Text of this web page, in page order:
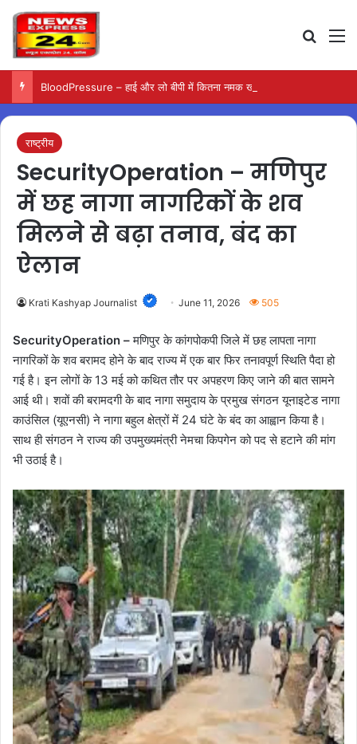
राष्ट्रीय
SecurityOperation – मणिपुर
में छह नागा नागरिकों के शव
मिलने से बढ़ा तनाव, बंद का
ऐलान
Krati Kashyap Journalist June 11, 2026 505
SecurityOperation –मणिपुर के कांगपोकपी जिले में छह लापता नागा
नागरिकों के शव बरामद होने के बाद राज्य में एक बार फिर तनावपूर्ण स्थिति पैदा हो
गई है। इन लोगों के 13 मई को कथित तौर पर अपहरण किए जाने की बात सामने
आई थी। शवों की बरामदगी के बाद नागा समुदाय के प्रमुख संगठन यूनाइटेड नागा
काउंसिल (यूएनसी) ने नागा बहुल क्षेत्रों में 24 घंटे के बंद का आह्वान किया है।
साथ ही संगठन ने राज्य की उपमुख्यमंत्री नेमचा किपगेन को पद से हटाने की मांग
भी उठाई है।